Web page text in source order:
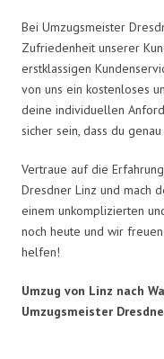
Bei Umzugsmeister
Zufriedenheit unserer
erstklassigen
von uns ein kostenloses
deine individuellen
sicher sein, dass du
Vertraue auf die
Dresdner Linz und mach
einem unkomplizierten
noch heute und wir
helfen!
Umzug von Linz nach
Umzugsmeister